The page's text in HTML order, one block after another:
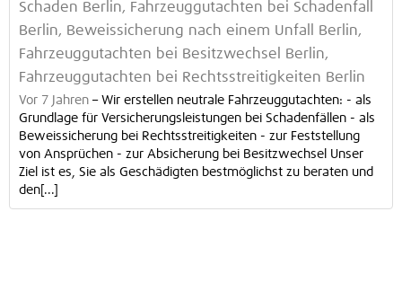
Schaden Berlin, Fahrzeuggutachten bei Schadenfall
Berlin, Beweissicherung nach einem Unfall Berlin,
Fahrzeuggutachten bei Besitzwechsel Berlin,
Fahrzeuggutachten bei Rechtsstreitigkeiten Berlin
Vor 7 Jahren – Wir erstellen neutrale Fahrzeuggutachten: - als
Grundlage für Versicherungsleistungen bei Schadenfällen - als
Beweissicherung bei Rechtsstreitigkeiten - zur Feststellung
von Ansprüchen - zur Absicherung bei Besitzwechsel Unser
Ziel ist es, Sie als Geschädigten bestmöglichst zu beraten und
den[...]